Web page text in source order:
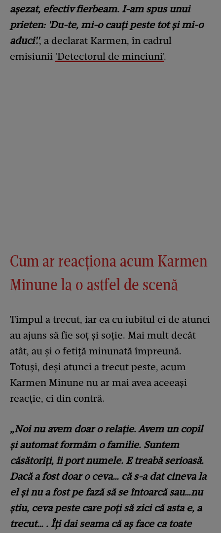
așezat, efectiv fierbeam. I-am spus unui
prieten: 'Du-te, mi-o cauți peste tot și mi-o
aduci'.', a declarat Karmen, în cadrul
emisiunii 'Detectorul de minciuni'.
Cum ar reacționa acum Karmen
Minune la o astfel de scenă
Timpul a trecut, iar ea cu iubitul ei de atunci
au ajuns să fie soț și soție. Mai mult decât
atât, au și o fetiță minunată împreună.
Totuși, deși atunci a trecut peste, acum
Karmen Minune nu ar mai avea aceeași
reacție, ci din contră.
„Noi nu avem doar o relație. Avem un copil
și automat formăm o familie. Suntem
căsătoriți, îi port numele. E treabă serioasă.
Dacă a fost doar o ceva… că s-a dat cineva la
el și nu a fost pe fază să se întoarcă sau…nu
știu, ceva peste care poți să zici că asta e, a
trecut… . Îți dai seama că aș face ca toate